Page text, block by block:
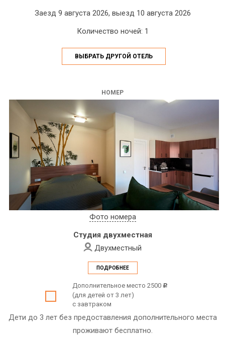
Заезд 9 августа 2026, выезд 10 августа 2026
Количество ночей: 1
ВЫБРАТЬ ДРУГОЙ ОТЕЛЬ
НОМЕР
Фото номера
Студия двухместная
Двухместный
ПОДРОБНЕЕ
Дополнительное место 2500 c
(для детей от 3 лет)
с завтраком
Дети до 3 лет без предоставления дополнительного места
проживают бесплатно.